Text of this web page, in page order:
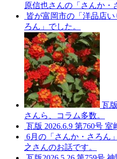
原信也さんの「さんか・
皆が富岡市の「洋品店
ろん」でした。
瓦
さんら、コラム多数。
瓦版 2026.6.9 第760号
6月の「さんか・さろん
之さんのお話です。